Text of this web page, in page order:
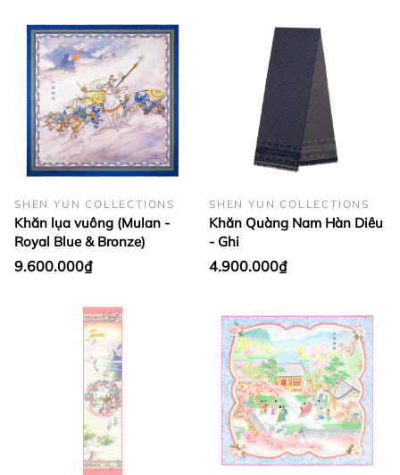
SHEN YUN COLLECTIONS
Khăn lụa vuông (Mulan -
Royal Blue & Bronze)
9.600.000₫
SHEN YUN COLLECTIONS
Khăn Quàng Nam Hàn Diêu
- Ghi
4.900.000₫